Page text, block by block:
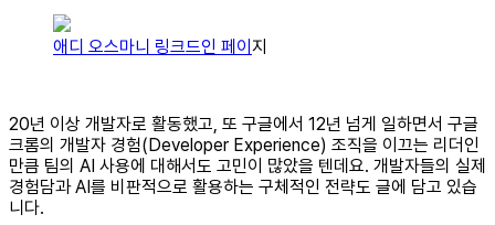
애디 오스마니 링크드인 페이 지
20년 이상 개발자로 활동했고, 또 구글에서 12년 넘게 일하면서 구글
크롬의 개발자 경험(Developer Experience) 조직을 이끄는 리더인
만큼 팀의 AI 사용에 대해서도 고민이 많았을 텐데요. 개발자들의 실제
경험담과 AI를 비판적으로 활용하는 구체적인 전략도 글에 담고 있습
니다.